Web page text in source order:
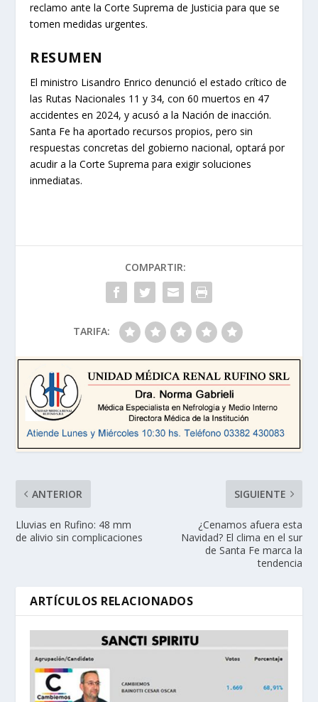
reclamo ante la Corte Suprema de Justicia para que se
tomen medidas urgentes.
RESUMEN
El ministro Lisandro Enrico denunció el estado crítico de
las Rutas Nacionales 11 y 34, con 60 muertos en 47
accidentes en 2024, y acusó a la Nación de inacción.
Santa Fe ha aportado recursos propios, pero sin
respuestas concretas del gobierno nacional, optará por
acudir a la Corte Suprema para exigir soluciones
inmediatas.
COMPARTIR:
TARIFA:
ANTERIOR
Lluvias en Rufino: 48 mm
de alivio sin complicaciones
SIGUIENTE
¿Cenamos afuera esta
Navidad? El clima en el sur
de Santa Fe marca la
tendencia
ARTÍCULOS RELACIONADOS